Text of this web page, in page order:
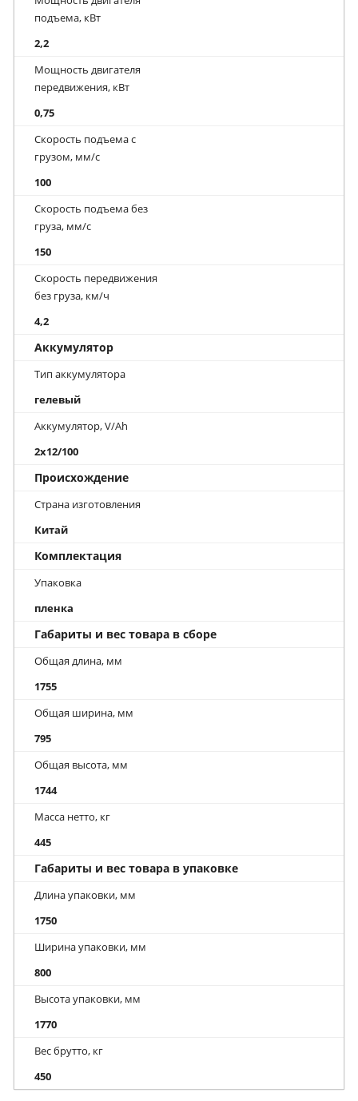
подъема, кВт
2,2
Мощность двигателя
передвижения, кВт
0,75
Скорость подъема с
грузом, мм/с
100
Скорость подъема без
груза, мм/с
150
Скорость передвижения
без груза, км/ч
4,2
Аккумулятор
Тип аккумулятора
гелевый
Аккумулятор, V/Ah
2x12/100
Происхождение
Страна изготовления
Китай
Комплектация
Упаковка
пленка
Габариты и вес товара в сборе
Общая длина, мм
1755
Общая ширина, мм
795
Общая высота, мм
1744
Масса нетто, кг
445
Габариты и вес товара в упаковке
Длина упаковки, мм
1750
Ширина упаковки, мм
800
Высота упаковки, мм
1770
Вес брутто, кг
450